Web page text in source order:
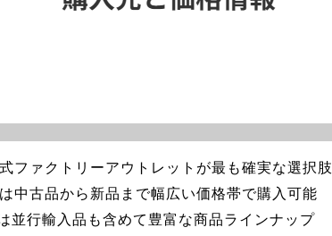
ファクトリーアウトレットが最も確実な選択肢
中古品から新品まで幅広い価格帯で購入可能
並行輸入品も含めて豊富な商品ラインナップ